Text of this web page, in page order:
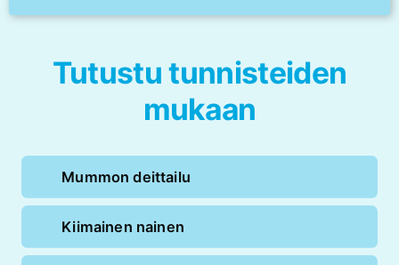
Tutustu tunnisteiden
mukaan
Mummon deittailu
Kiimainen nainen